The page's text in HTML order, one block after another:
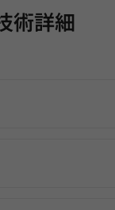
術詳細